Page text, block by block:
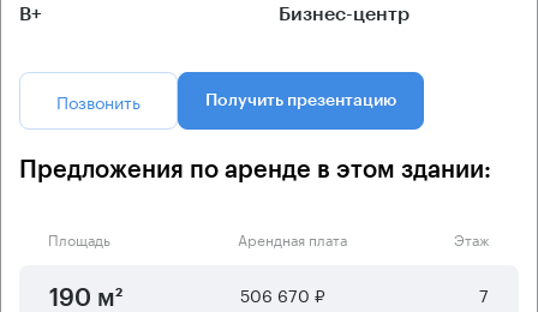
B+ Бизнес-центр
Позвонить Получить презентацию
Предложения по аренде в этом здании:
Площадь Арендная плата Этаж
190 м² 506 670 ₽ 7